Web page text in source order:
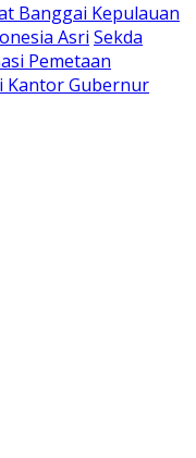
Banggai Kepulauan
Asri Sekda
Pemetaan
Kantor Gubernur